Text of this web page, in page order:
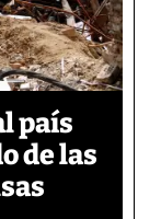
país
de las